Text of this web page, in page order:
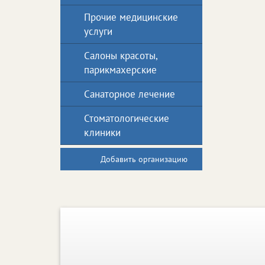
Прочие медицинские
услуги
Салоны красоты,
парикмахерские
Санаторное лечение
Стоматологические
клиники
Добавить организацию